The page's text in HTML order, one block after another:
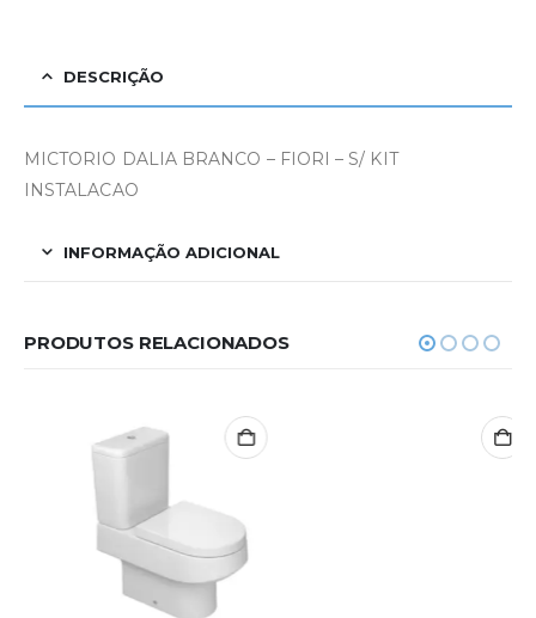
DESCRIÇÃO
MICTORIO DALIA BRANCO – FIORI – S/ KIT
INSTALACAO
INFORMAÇÃO ADICIONAL
PRODUTOS RELACIONADOS